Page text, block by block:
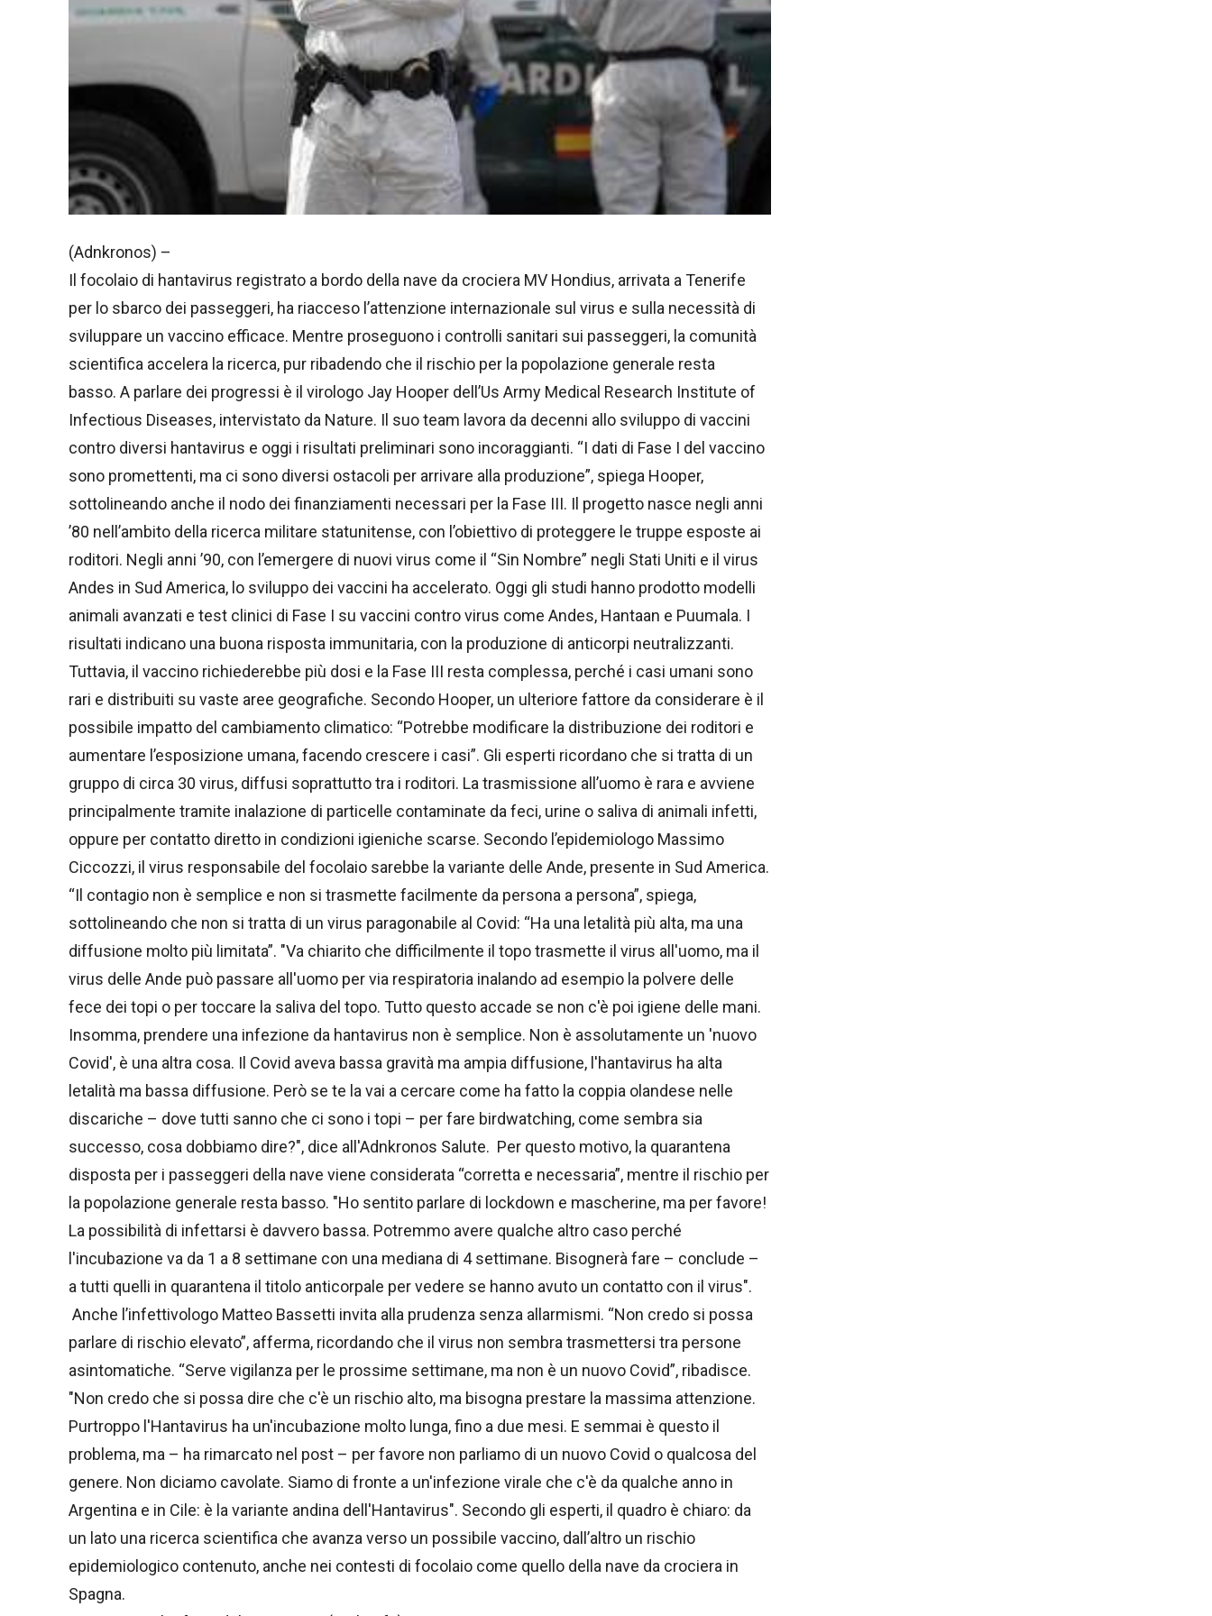
(Adnkronos) –
Il focolaio di hantavirus registrato a bordo della nave da crociera MV Hondius, arrivata a Tenerife
per lo sbarco dei passeggeri, ha riacceso l’attenzione internazionale sul virus e sulla necessità di
sviluppare un vaccino efficace. Mentre proseguono i controlli sanitari sui passeggeri, la comunità
scientifica accelera la ricerca, pur ribadendo che il rischio per la popolazione generale resta
basso. A parlare dei progressi è il virologo Jay Hooper dell’Us Army Medical Research Institute of
Infectious Diseases, intervistato da Nature. Il suo team lavora da decenni allo sviluppo di vaccini
contro diversi hantavirus e oggi i risultati preliminari sono incoraggianti. “I dati di Fase I del vaccino
sono promettenti, ma ci sono diversi ostacoli per arrivare alla produzione”, spiega Hooper,
sottolineando anche il nodo dei finanziamenti necessari per la Fase III. Il progetto nasce negli anni
’80 nell’ambito della ricerca militare statunitense, con l’obiettivo di proteggere le truppe esposte ai
roditori. Negli anni ’90, con l’emergere di nuovi virus come il “Sin Nombre” negli Stati Uniti e il virus
Andes in Sud America, lo sviluppo dei vaccini ha accelerato. Oggi gli studi hanno prodotto modelli
animali avanzati e test clinici di Fase I su vaccini contro virus come Andes, Hantaan e Puumala. I
risultati indicano una buona risposta immunitaria, con la produzione di anticorpi neutralizzanti.
Tuttavia, il vaccino richiederebbe più dosi e la Fase III resta complessa, perché i casi umani sono
rari e distribuiti su vaste aree geografiche. Secondo Hooper, un ulteriore fattore da considerare è il
possibile impatto del cambiamento climatico: “Potrebbe modificare la distribuzione dei roditori e
aumentare l’esposizione umana, facendo crescere i casi”. Gli esperti ricordano che si tratta di un
gruppo di circa 30 virus, diffusi soprattutto tra i roditori. La trasmissione all’uomo è rara e avviene
principalmente tramite inalazione di particelle contaminate da feci, urine o saliva di animali infetti,
oppure per contatto diretto in condizioni igieniche scarse. Secondo l’epidemiologo Massimo
Ciccozzi, il virus responsabile del focolaio sarebbe la variante delle Ande, presente in Sud America.
“Il contagio non è semplice e non si trasmette facilmente da persona a persona”, spiega,
sottolineando che non si tratta di un virus paragonabile al Covid: “Ha una letalità più alta, ma una
diffusione molto più limitata”. "Va chiarito che difficilmente il topo trasmette il virus all'uomo, ma il
virus delle Ande può passare all'uomo per via respiratoria inalando ad esempio la polvere delle
fece dei topi o per toccare la saliva del topo. Tutto questo accade se non c'è poi igiene delle mani.
Insomma, prendere una infezione da hantavirus non è semplice. Non è assolutamente un 'nuovo
Covid', è una altra cosa. Il Covid aveva bassa gravità ma ampia diffusione, l'hantavirus ha alta
letalità ma bassa diffusione. Però se te la vai a cercare come ha fatto la coppia olandese nelle
discariche – dove tutti sanno che ci sono i topi – per fare birdwatching, come sembra sia
successo, cosa dobbiamo dire?", dice all'Adnkronos Salute. Per questo motivo, la quarantena
disposta per i passeggeri della nave viene considerata “corretta e necessaria”, mentre il rischio per
la popolazione generale resta basso. "Ho sentito parlare di lockdown e mascherine, ma per favore!
La possibilità di infettarsi è davvero bassa. Potremmo avere qualche altro caso perché
l'incubazione va da 1 a 8 settimane con una mediana di 4 settimane. Bisognerà fare – conclude –
a tutti quelli in quarantena il titolo anticorpale per vedere se hanno avuto un contatto con il virus".
Anche l’infettivologo Matteo Bassetti invita alla prudenza senza allarmismi. “Non credo si possa
parlare di rischio elevato”, afferma, ricordando che il virus non sembra trasmettersi tra persone
asintomatiche. “Serve vigilanza per le prossime settimane, ma non è un nuovo Covid”, ribadisce.
"Non credo che si possa dire che c'è un rischio alto, ma bisogna prestare la massima attenzione.
Purtroppo l'Hantavirus ha un'incubazione molto lunga, fino a due mesi. E semmai è questo il
problema, ma – ha rimarcato nel post – per favore non parliamo di un nuovo Covid o qualcosa del
genere. Non diciamo cavolate. Siamo di fronte a un'infezione virale che c'è da qualche anno in
Argentina e in Cile: è la variante andina dell'Hantavirus". Secondo gli esperti, il quadro è chiaro: da
un lato una ricerca scientifica che avanza verso un possibile vaccino, dall’altro un rischio
epidemiologico contenuto, anche nei contesti di focolaio come quello della nave da crociera in
Spagna.